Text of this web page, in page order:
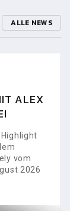
ALLE NEWS
ALEX
vom
2026